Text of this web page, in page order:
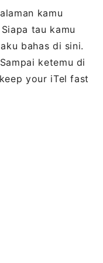
kamu
tau kamu
bahas di sini.
ketemu di
your iTel fast